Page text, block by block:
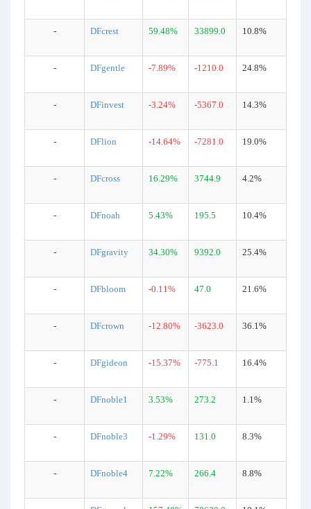
- DFcrest 59.48% 33899.0 10.8%
- DFgentle -7.89% -1210.0 24.8%
- DFinvest -3.24% -5367.0 14.3%
- DFlion -14.64% -7281.0 19.0%
- DFcross 16.29% 3744.9 4.2%
- DFnoah 5.43% 195.5 10.4%
- DFgravity 34.30% 9392.0 25.4%
- DFbloom -0.11% 47.0 21.6%
- DFcrown -12.80% -3623.0 36.1%
- DFgideon -15.37% -775.1 16.4%
- DFnoble1 3.53% 273.2 1.1%
- DFnoble3 -1.29% 131.0 8.3%
- DFnoble4 7.22% 266.4 8.8%